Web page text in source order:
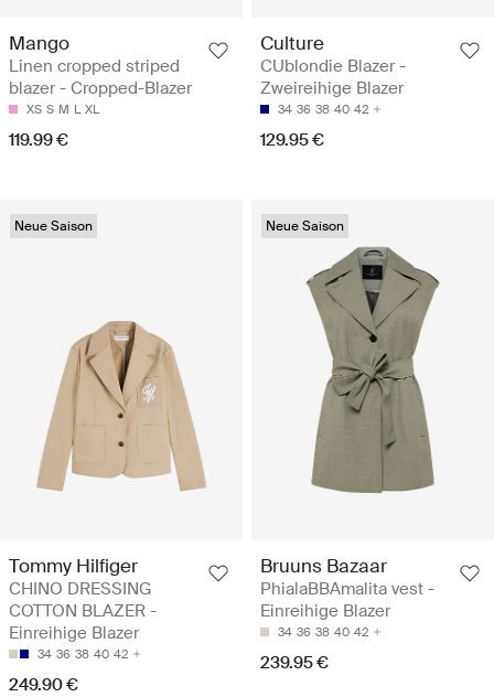
Mango
Linen cropped striped
blazer - Cropped-Blazer
XS S M L XL
119.99 €
Culture
CUblondie Blazer -
Zweireihige Blazer
34 36 38 40 42
129.95 €
Neue Saison
Tommy Hilfiger
CHINO DRESSING
COTTON BLAZER -
Einreihige Blazer
34 36 38 40 42
249.90 €
Neue Saison
Bruuns Bazaar
PhialaBBAmalita vest -
Einreihige Blazer
34 36 38 40 42
239.95 €